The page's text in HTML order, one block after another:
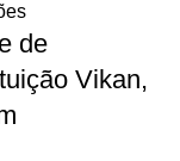
de
Vikan,